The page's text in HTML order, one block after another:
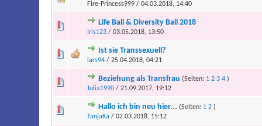
Fire-Princess999 / 04.03.2018, 14:40
Life Ball & Diversity Ball 2018
Iris123/ 03.05.2018, 13:50
Ist sie Transsexuell?
lars94/ 25.04.2018, 04:21
Beziehung als Transfrau (Seiten: 1 2 3 4 )
Julia1990/ 21.09.2017, 19:12
Hallo ich bin neu hier... (Seiten: 1 2 )
TanjaKa / 02.03.2018, 15:12